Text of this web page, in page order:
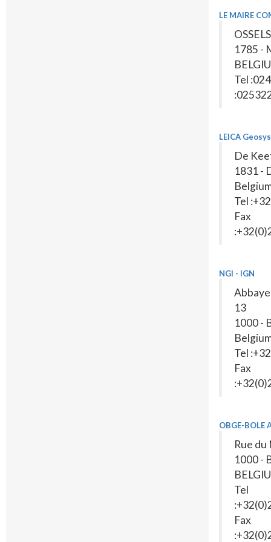
LE MAIRE
1785 -
Tel
LEICA
De
1831 -
Tel
Fax
NGI - IGN
13
1000 -
Tel
Fax
OBGE-BOLE
Rue du
1000 -
Tel
Fax